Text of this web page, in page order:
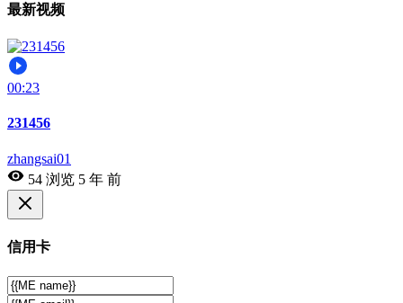
最新视频
00:23
231456
zhangsai01
54 浏览 5 年 前
信用卡